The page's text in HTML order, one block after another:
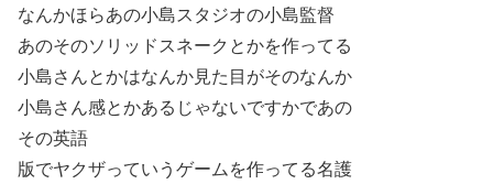
なんかほらあの小島スタジオの小島監督
あのそのソリッドスネークとかを作ってる
小島さんとかはなんか見た目がそのなんか
小島さん感とかあるじゃないですかであの
その英語
版でヤクザっていうゲームを作ってる名護